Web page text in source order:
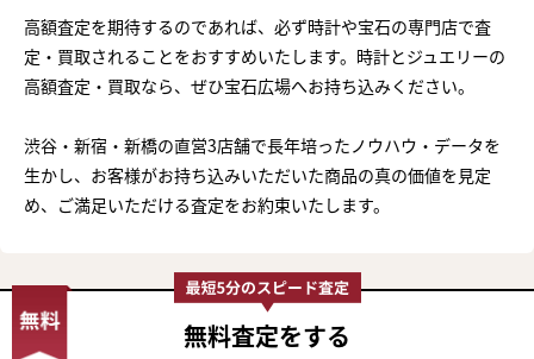
高額査定を期待するのであれば、必ず時計や宝石の専門店で査
定・買取されることをおすすめいたします。時計とジュエリーの
高額査定・買取なら、ぜひ宝石広場へお持ち込みください。
渋谷・新宿・新橋の直営3店舗で長年培ったノウハウ・データを
生かし、お客様がお持ち込みいただいた商品の真の価値を見定
め、ご満足いただける査定をお約束いたします。
無料査定をする